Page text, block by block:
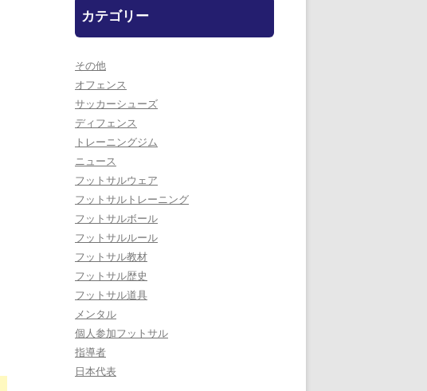
カテゴリー
その他
オフェンス
サッカーシューズ
ディフェンス
トレーニングジム
ニュース
フットサルウェア
フットサルトレーニング
フットサルボール
フットサルルール
フットサル教材
フットサル歴史
フットサル道具
メンタル
個人参加フットサル
指導者
日本代表